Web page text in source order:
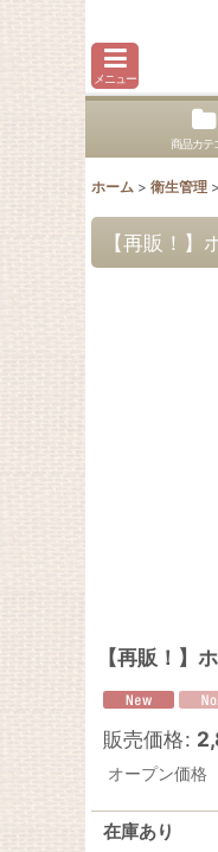
メニュー
商品カテ
ホーム > 衛生管理 >
【再販！
【再販！】
販売価格:
オープン価格
在庫あり